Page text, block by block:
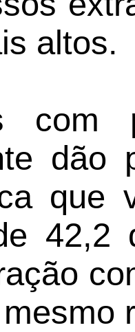
altos.
com
dão
que
42,2